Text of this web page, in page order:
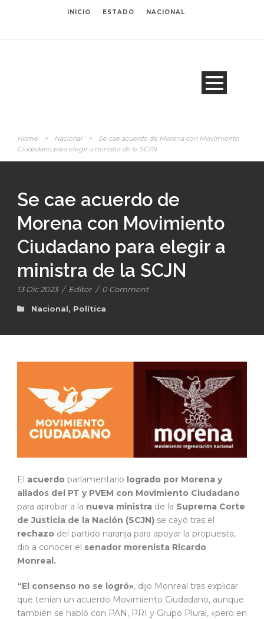
INICIO ESTADO NACIONAL
Home > Nacional >
Se cae acuerdo de Morena con Movimiento
Ciudadano para elegir a ministra de la SCJN
Se cae acuerdo de
Morena con Movimiento
Ciudadano para elegir a
ministra de la SCJN
13 Dic 2023 / Editor / 0 Comment
Nacional, Política
El acuerdo parlamentario logrado por Morena y
aliados del PT y PVEM con Movimiento Ciudadano
para aprobar a la nueva ministra de la Suprema Corte
de Justicia de la Nación (SCJN) se cayó tras el
rechazo del partido naranja para apoyar la propuesta,
dio a conocer el senador morenista Ricardo
Monreal.
“El consenso no se logró», dijo Monreal tras explicar
que tenían un acuerdo Movimiento Ciudadano, aunque
también se habló con PAN, PRI y Grupo Plural, «pero en